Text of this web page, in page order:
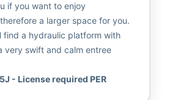
if you want to enjoy
a larger space for you.
find a hydraulic platform with
very swift and calm entree
- License required PER